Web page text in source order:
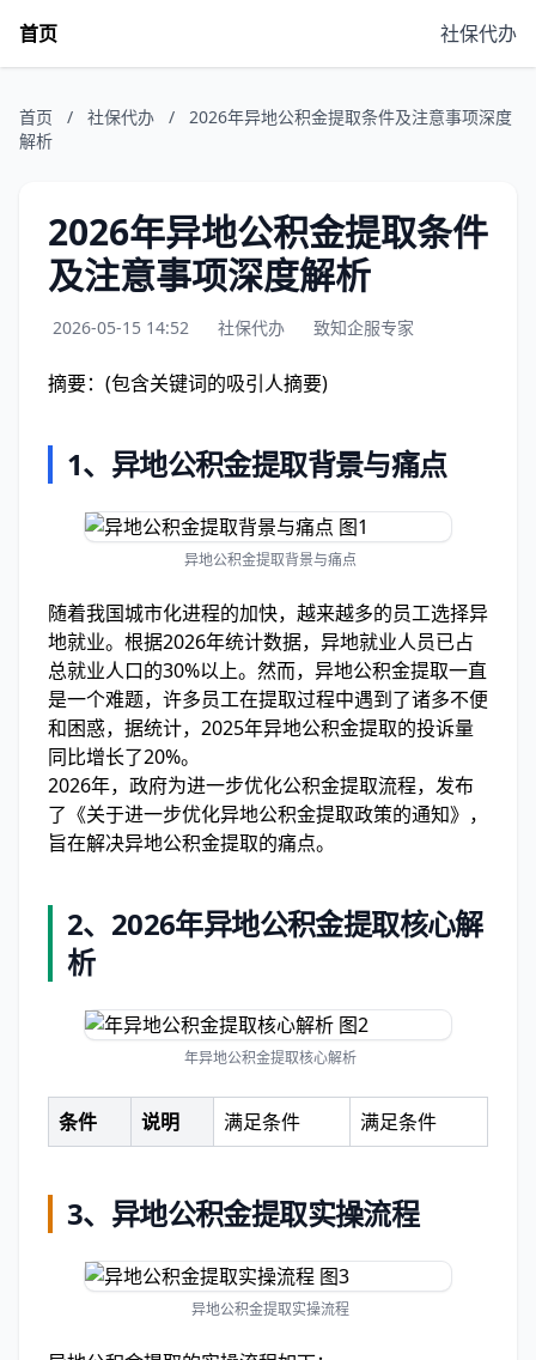
首页 社保代办
首页 / 社保代办 /
2026年异地公积金提取条件及注意事项深度
解析
2026年异地公积金提取条件
及注意事项深度解析
2026-05-15 14:52 社保代办 致知企服专家
摘要：(包含关键词的吸引人摘要)
1、 异地公积金提取背景与痛点
异地公积金提取背景与痛点
随着我国城市化进程的加快，越来越多的员工选择异
地就业。根据2026年统计数据，异地就业人员已占
总就业人口的30%以上。然而，异地公积金提取一直
是一个难题，许多员工在提取过程中遇到了诸多不便
和困惑，据统计，2025年异地公积金提取的投诉量
同比增长了20%。
2026年，政府为进一步优化公积金提取流程，发布
了《关于进一步优化异地公积金提取政策的通知》，
旨在解决异地公积金提取的痛点。
2、 2026年异地公积金提取核心解
析
年异地公积金提取核心解析
条件 说明 满足条件 满足条件
3、 异地公积金提取实操流程
异地公积金提取实操流程